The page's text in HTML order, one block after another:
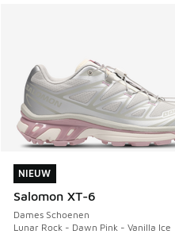
NIEUW
Salomon XT-6
Dames Schoenen
Lunar Rock - Dawn Pink - Vanilla Ice
NIEUW